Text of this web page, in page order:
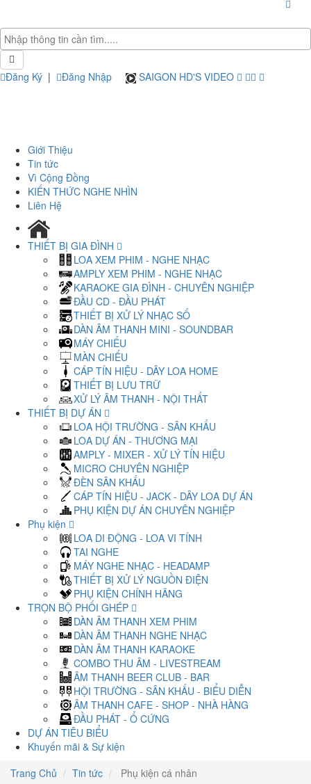
Đăng Ký | Đăng Nhập SAIGON HD'S VIDEO
Giới Thiệu
Tin tức
Vì Cộng Đồng
KIẾN THỨC NGHE NHÌN
Liên Hệ
THIẾT BỊ GIA ĐÌNH
LOA XEM PHIM - NGHE NHẠC
AMPLY XEM PHIM - NGHE NHẠC
KARAOKE GIA ĐÌNH - CHUYÊN NGHIỆP
ĐẦU CD - ĐẦU PHÁT
THIẾT BỊ XỬ LÝ NHẠC SỐ
DÀN ÂM THANH MINI - SOUNDBAR
MÁY CHIẾU
MÀN CHIẾU
CÁP TÍN HIỆU - DÂY LOA HOME
THIẾT BỊ LƯU TRỮ
XỬ LÝ ÂM THANH - NỘI THẤT
THIẾT BỊ DỰ ÁN
LOA HỘI TRƯỜNG - SÂN KHẤU
LOA DỰ ÁN - THƯƠNG MẠI
AMPLY - MIXER - XỬ LÝ TÍN HIỆU
MICRO CHUYÊN NGHIỆP
ĐÈN SÂN KHẤU
CÁP TÍN HIỆU - JACK - DÂY LOA DỰ ÁN
PHỤ KIỆN DỰ ÁN CHUYÊN NGHIỆP
Phụ kiện
LOA DI ĐỘNG - LOA VI TÍNH
TAI NGHE
MÁY NGHE NHẠC - HEADAMP
THIẾT BỊ XỬ LÝ NGUỒN ĐIỆN
PHỤ KIỆN CHÍNH HÃNG
TRỌN BỘ PHỐI GHÉP
DÀN ÂM THANH XEM PHIM
DÀN ÂM THANH NGHE NHẠC
DÀN ÂM THANH KARAOKE
COMBO THU ÂM - LIVESTREAM
ÂM THANH BEER CLUB - BAR
HỘI TRƯỜNG - SÂN KHẤU - BIỂU DIỄN
ÂM THANH CAFE - SHOP - NHÀ HÀNG
ĐẦU PHÁT - Ổ CỨNG
DỰ ÁN TIÊU BIỂU
Khuyến mãi & Sự kiện
Trang Chủ
Tin tức Phụ kiện cá nhân